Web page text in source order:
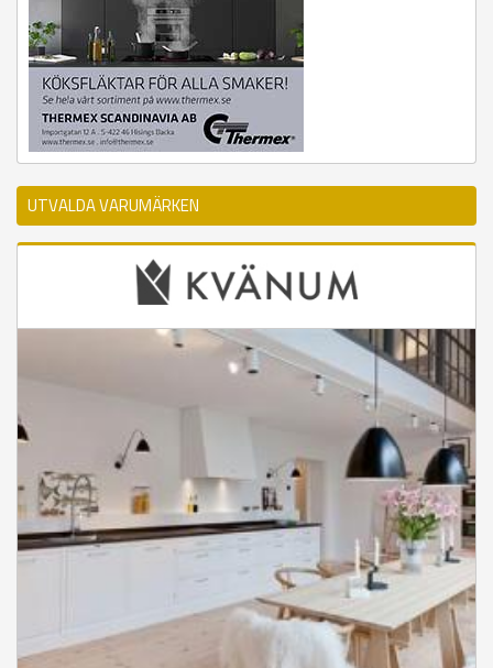
UTVALDA VARUMÄRKEN